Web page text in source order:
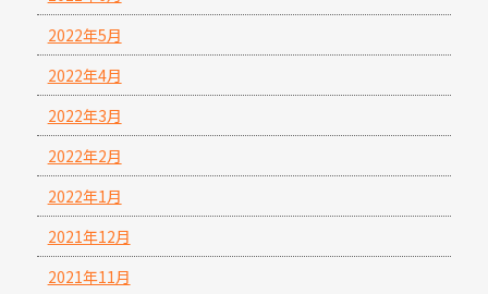
2022年5月
2022年4月
2022年3月
2022年2月
2022年1月
2021年12月
2021年11月